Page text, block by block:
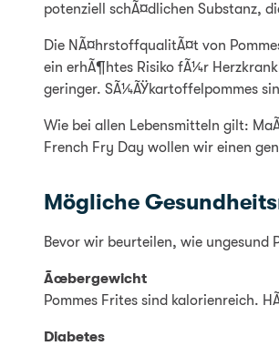
potenziell schÃ¤dlichen Substanz,
Die NÃ¤hrstoffqualitÃ¤t von
ein erhÃ¶htes Risiko fÃ¼r
geringer. SÃ¼ÃŸkartoffelpommes
Wie bei allen Lebensmitteln gilt:
French Fry Day wollen wir einen
Mögliche
Bevor wir beurteilen, wie ungesund
Ãœbergewicht
Pommes Frites sind kalorienreich.
Diabetes